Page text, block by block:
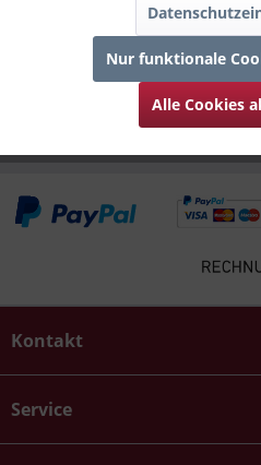
6
Kunden kauften auch
Kontakt
Service
Nur funktionale
Alle Cookies